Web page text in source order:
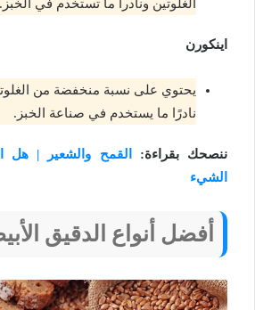
الغلوتين ونادرا ما تستخدم في الخبز.
اينكورن
نادرًا ما يستخدم في صناعة الخبز.
ننصحك بقراءة:
القمح والشعير | هل
الشيء
أفضل أنواع الدقيق